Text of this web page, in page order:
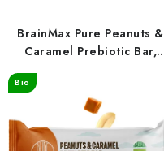
BrainMax Pure Peanuts &
Caramel Prebiotic Bar,
prebiotická tyčinka, arašídy
a karamel, BIO, 60 g
Bio